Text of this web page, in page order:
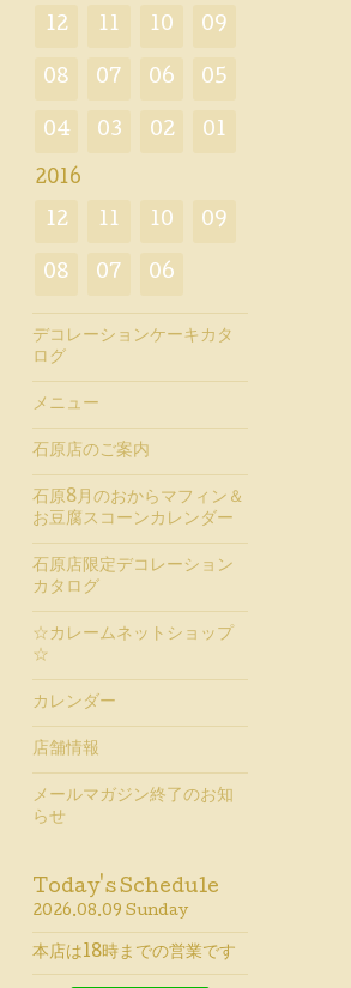
12 11 10 09
08 07 06 05
04 03 02 01
2016
12 11 10 09
08 07 06
デコレーションケーキカタ
ログ
メニュー
石原店のご案内
石原8月のおからマフィン＆
お豆腐スコーンカレンダー
石原店限定デコレーション
カタログ
☆カレームネットショップ
☆
カレンダー
店舗情報
メールマガジン終了のお知
らせ
Today's Schedule
2026.08.09 Sunday
本店は18時までの営業です